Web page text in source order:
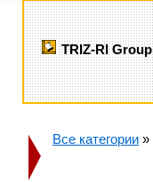
TRIZ-RI Group
Все категории »